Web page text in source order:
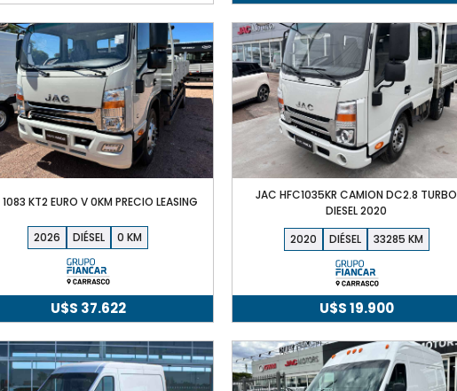
KT2 EURO V 0KM PRECIO LEASING
2026 DIÉSEL 0
U$S 37.622
JAC HFC1035KR CAMION DC2.8 TURBO
DIESEL 2020
2020
DIÉSEL 33285
U$S19.900